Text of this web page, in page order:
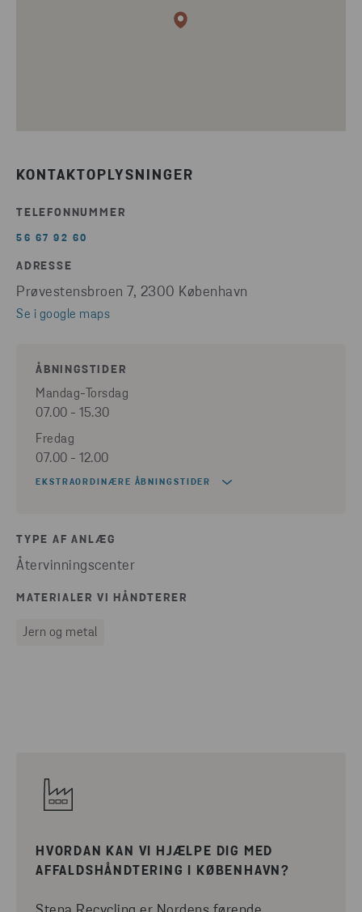
KONTAKTOPLYSNINGER
TELEFONNUMMER
56 67 92 60
ADRESSE
Prøvestensbroen 7, 2300 København
Se i google maps
ÅBNINGSTIDER
Mandag-Torsdag
07.00 - 15.30
Fredag
07.00 - 12.00
EKSTRAORDINÆRE ÅBNINGSTIDER
TYPE AF ANLÆG
Återvinningscenter
MATERIALER VI HÅNDTERER
Jern og metal
HVORDAN KAN VI HJÆLPE DIG MED
AFFALDSHÅNDTERING I KØBENHAVN?